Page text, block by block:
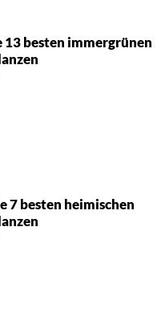
besten immergrünen
besten heimischen